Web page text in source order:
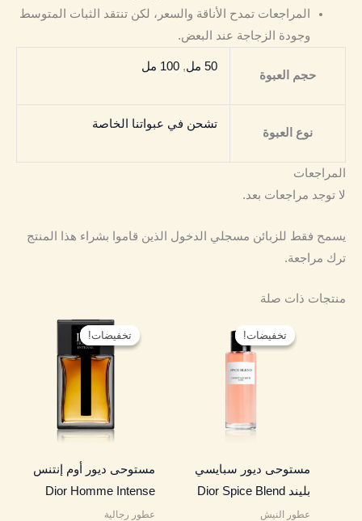
المراجعات تمدح الأناقة والسعر، لكن تنتقد الثبات المتوسط
وجودة الزجاجة عند البعض.
حجم العبوة
50 مل , 100 مل
نوع العبوة
تشحن في عبواتنا الخاصة
المراجعات
لا توجد مراجعات بعد.
يسمح فقط للزبائن مسجلي الدخول الذين قاموا بشراء هذا المنتج
ترك مراجعة.
منتجات ذات صلة
تخفيضات!
تخفيضات!
مستوحى ديور سبايسي
بليند Dior Spice Blend
عطور النيش
العديد
من
الأشكال
لهذا
يمكن
اختيار
تخفيضات!
تخفيضات!
مستوحى ديور أوم إنتنس
Dior Homme Intense
عطور رجالية
خلال
هناك
العديد
من
الأشكال
المختلفة
لهذا
يمكن
اختيار